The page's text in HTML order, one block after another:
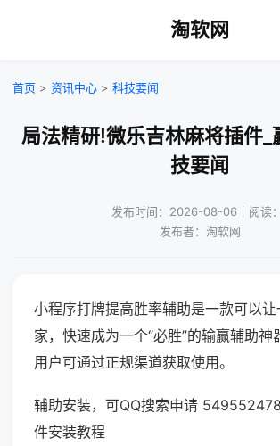
淘软网
首页 > 资讯中心 > 科技要闻
局法精研!微乐吉林麻将插件
技要闻
发布时间：2026-08-06｜阅读
发布者：淘软网
小程序打牌提高胜率辅助是一款可以
家，快速成为一个“必胜”的输赢辅助神
用户可通过正规渠道获取使用。
辅助安装，可QQ搜索申请
件安装教程